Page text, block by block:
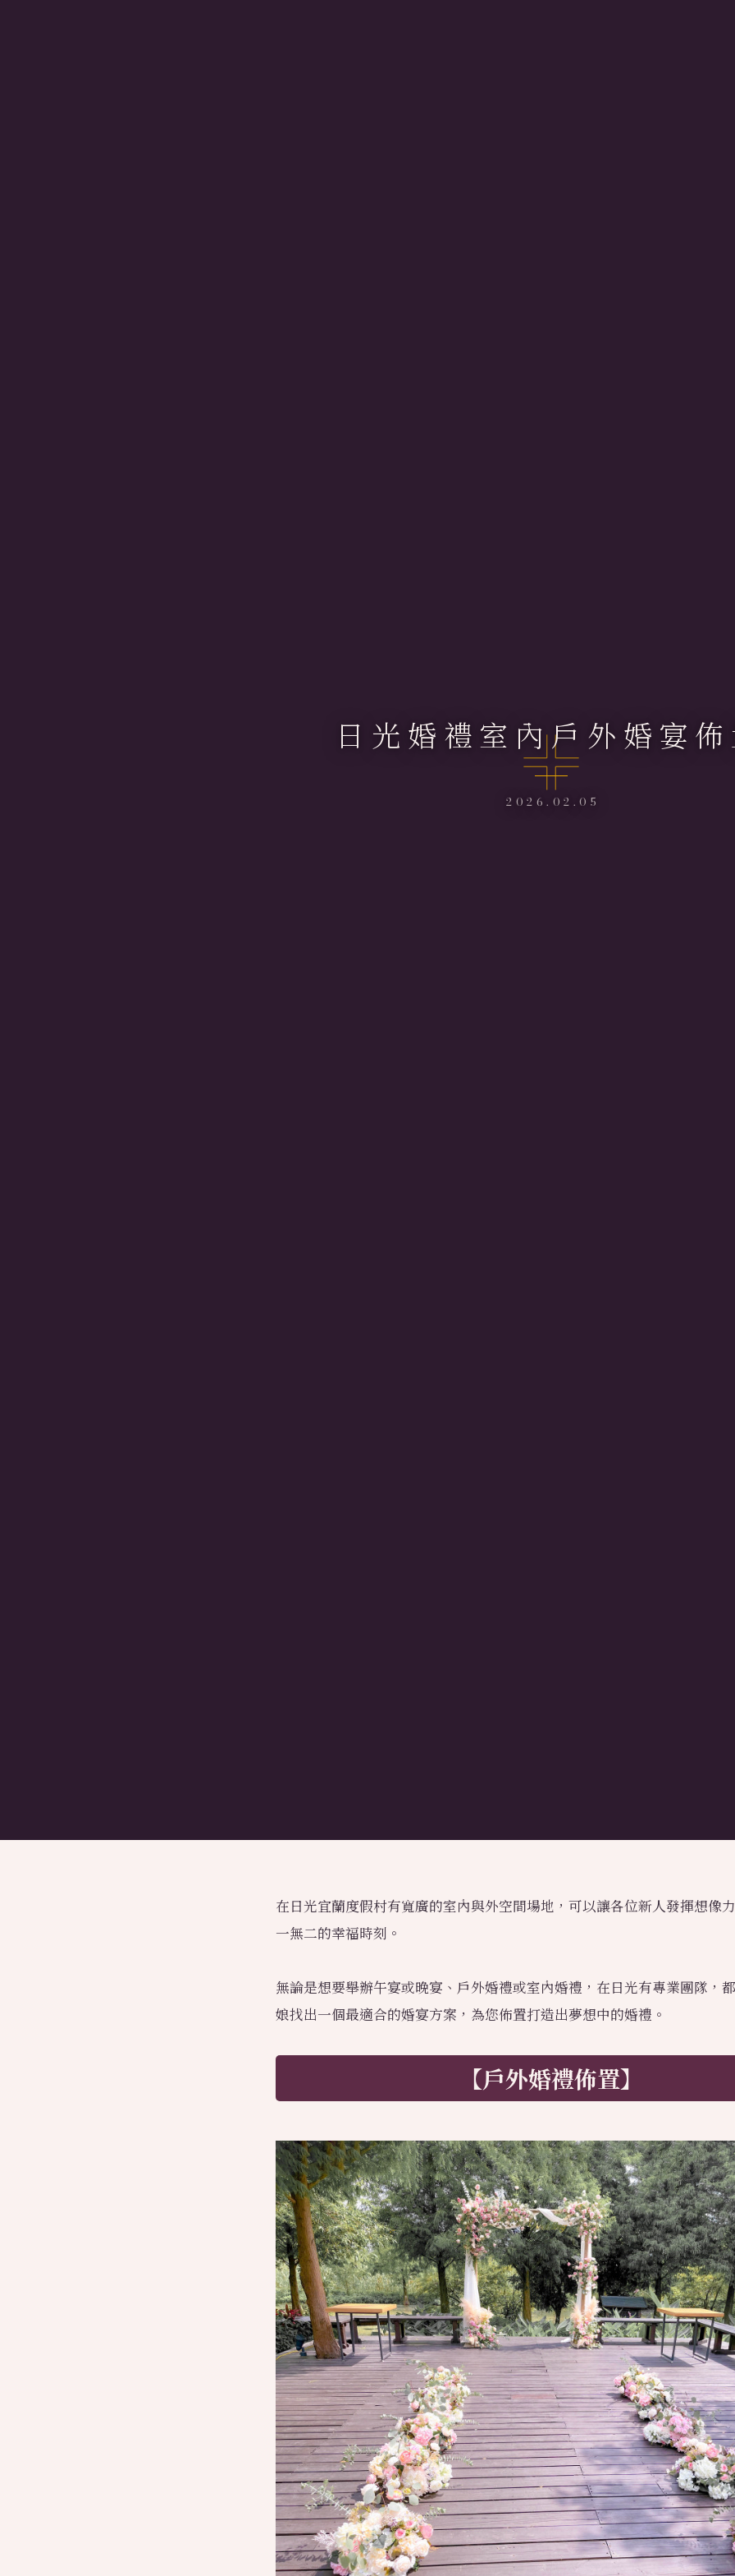
日光婚禮室內戶外婚宴
2026.02.05
在日光宜蘭度假村有寬廣的室內與外空間場地，可以讓各位新人發揮想像
一無二的幸福時刻。
無論是想要舉辦午宴或晚宴、戶外婚禮或室內婚禮，在日光有專業團隊，
娘找出一個最適合的婚宴方案，為您佈置打造出夢想中的婚禮。
【戶外婚禮佈置】